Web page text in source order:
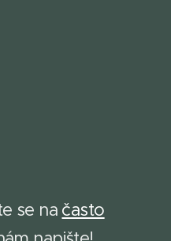
se na často